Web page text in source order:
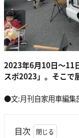
2023年6月10日〜11
スポ2023」。そこで
●文:月刊自家用車編集
目次